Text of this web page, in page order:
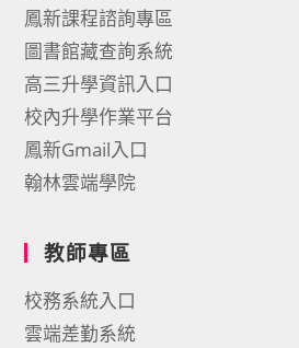
鳳新課程諮詢專區
圖書館藏查詢系統
高三升學資訊入口
校內升學作業平台
鳳新Gmail入口
翰林雲端學院
教師專區
校務系統入口
雲端差勤系統